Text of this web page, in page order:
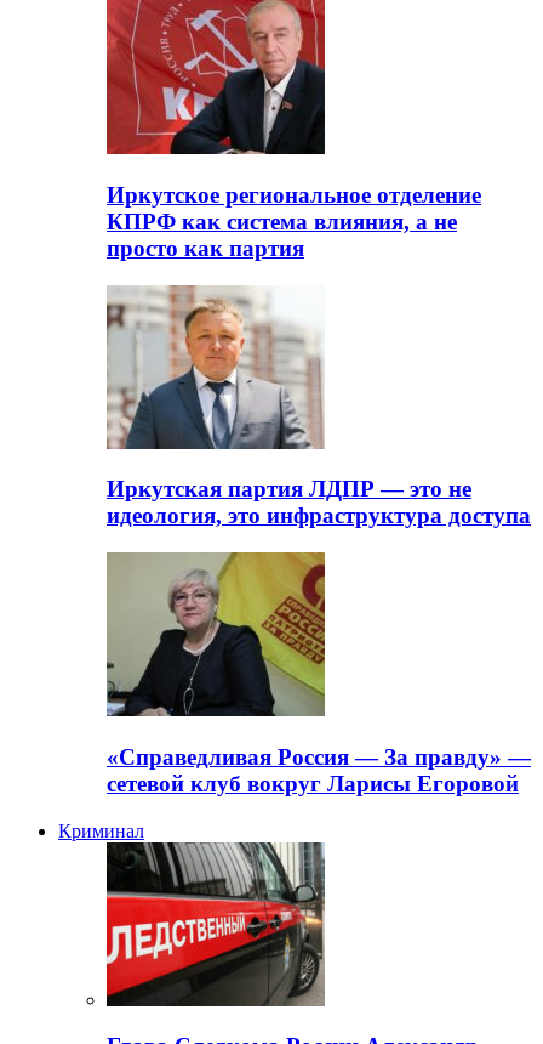
Иркутское региональное отделение
КПРФ как система влияния, а не
просто как партия
Иркутская партия ЛДПР — это не
идеология, это инфраструктура доступа
«Справедливая Россия — За правду» —
сетевой клуб вокруг Ларисы Егоровой
Криминал